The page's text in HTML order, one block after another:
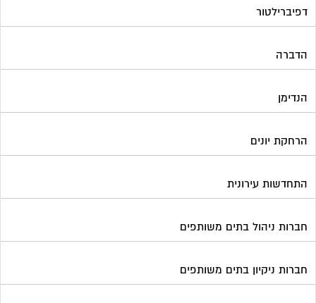
דפיברילטור
הדברה
הנדימן
הרחקת יונים
התחדשות עירונית
חברות ניהול בתים משותפים
חברות ניקיון בתים משותפים